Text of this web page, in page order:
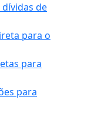
de
para o
para
para